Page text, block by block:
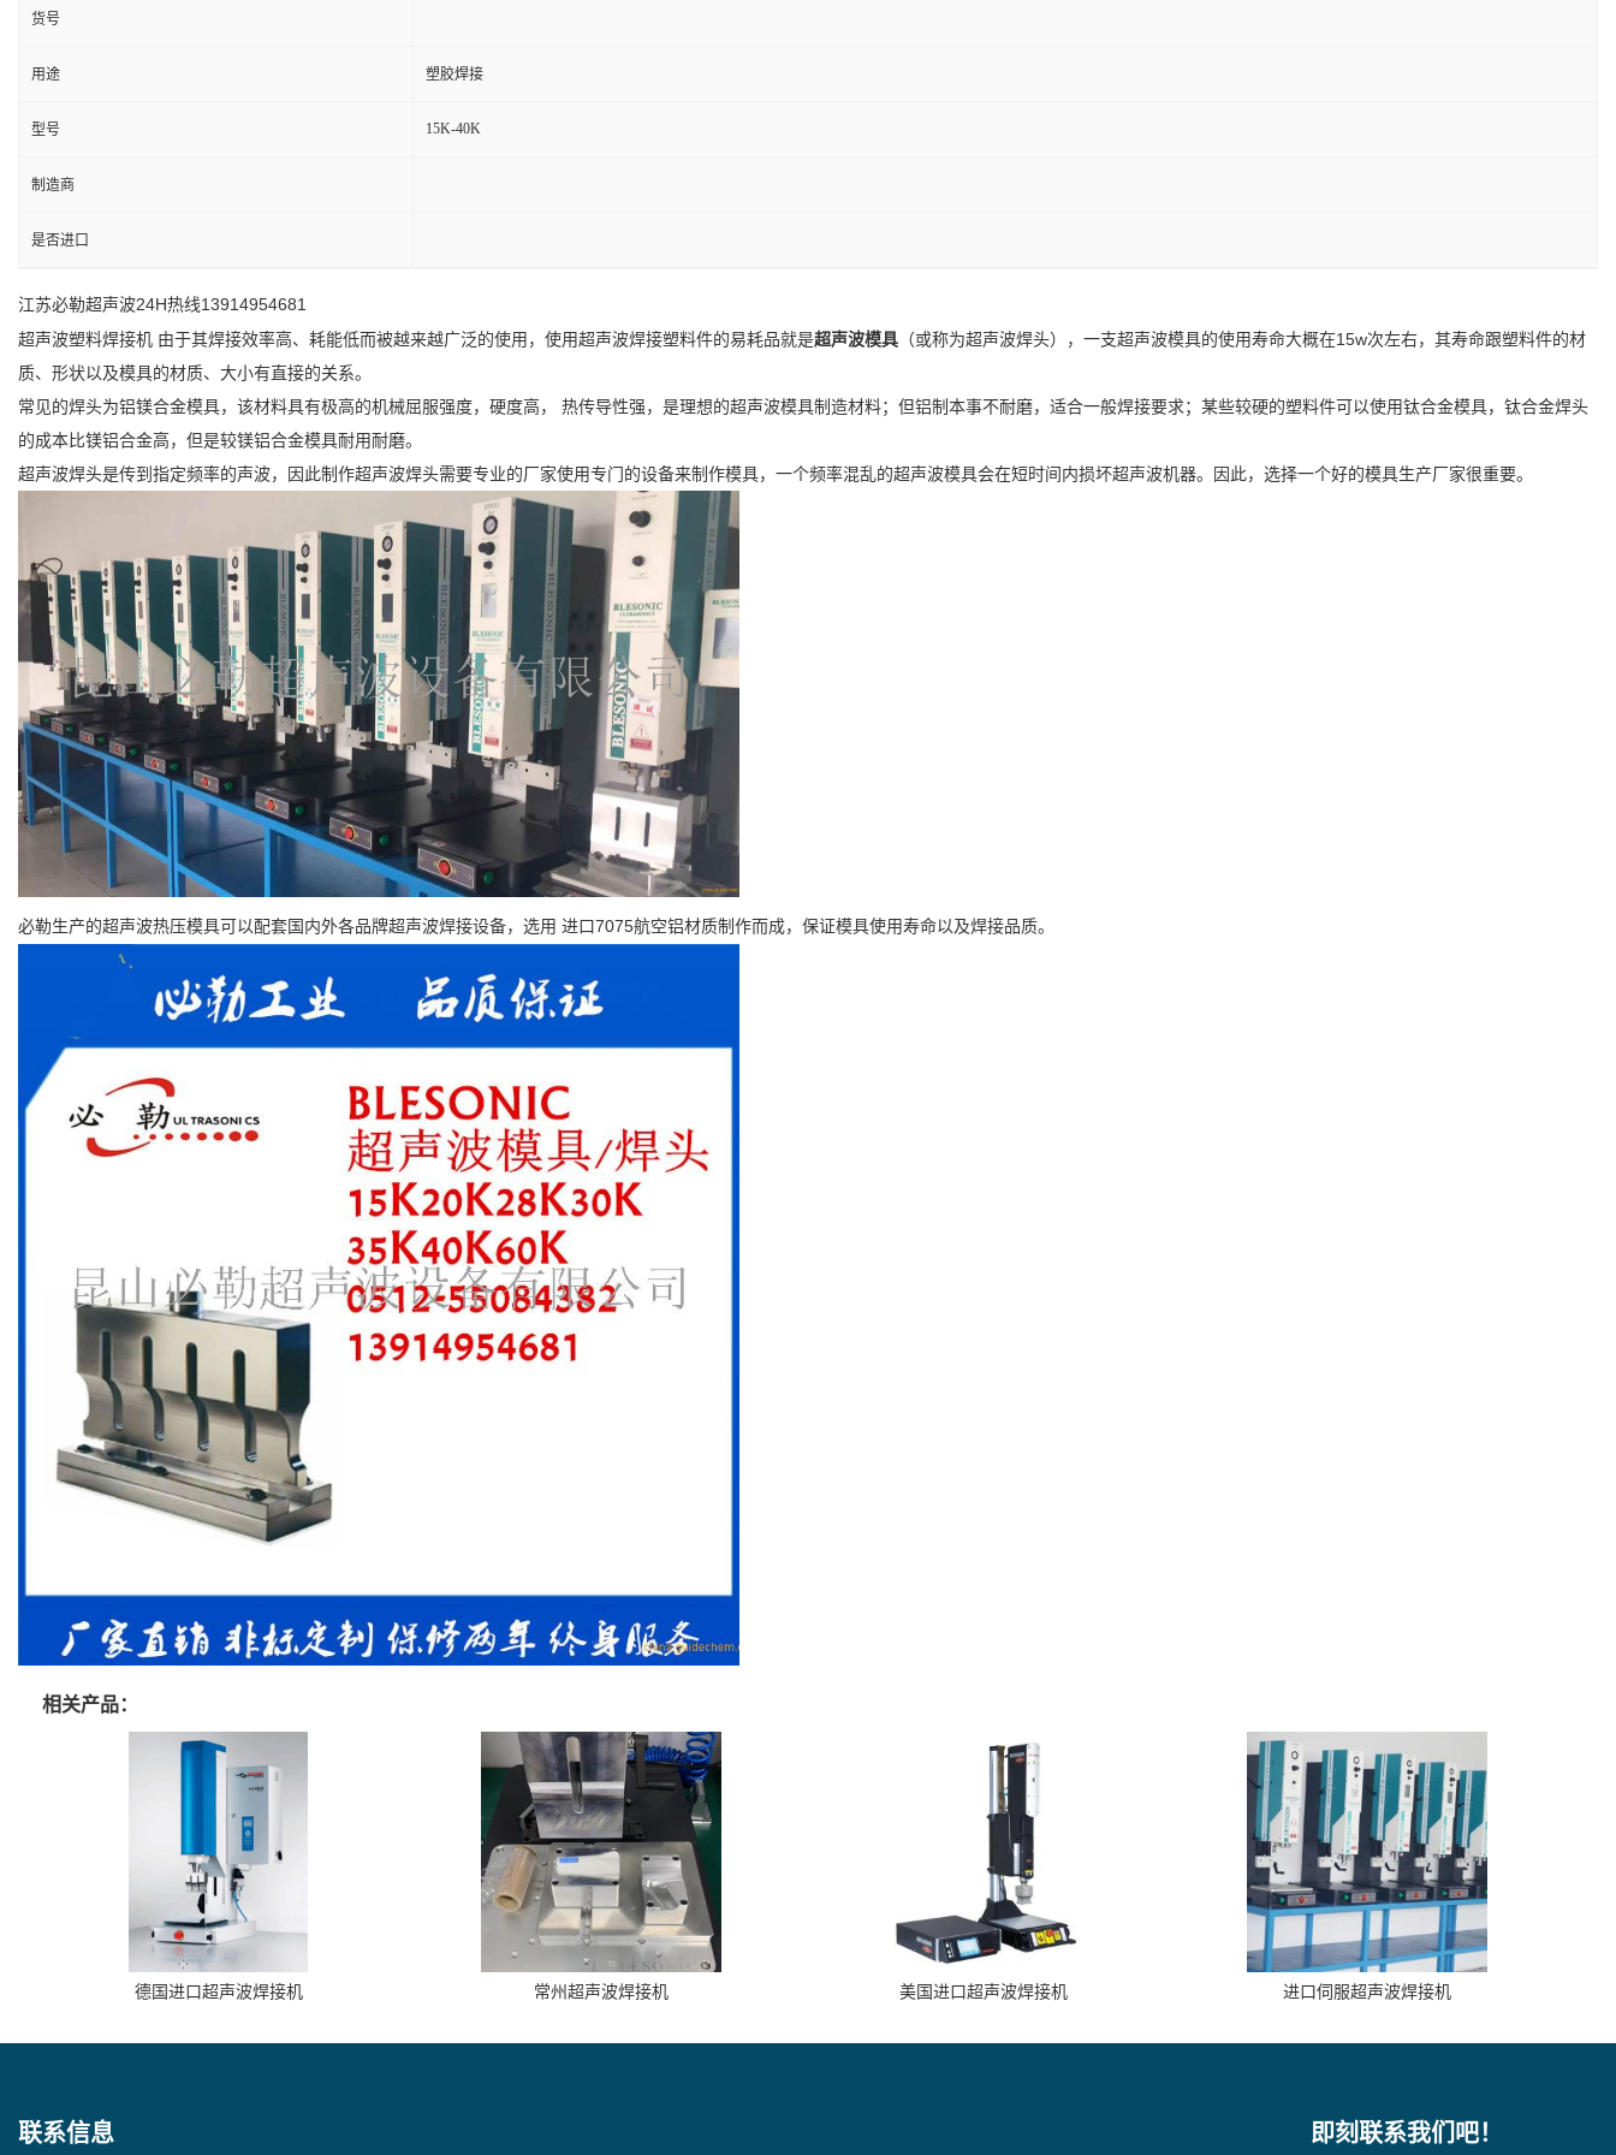
货号
用途 塑胶焊接
型号 15K-40K
制造商
是否进口
江苏必勒超声波24H热线13914954681
超声波塑料焊接机 由于其焊接效率高、耗能低而被越来越广泛的使用，使用超声波焊接塑料件的易耗品就是超声波模具 （或称为超声波焊头），一支超声波模具的使用寿命大概在15w次左右，其寿命跟塑料件的材
质、形状以及模具的材质、大小有直接的关系。
常见的焊头为铝镁合金模具，该材料具有极高的机械屈服强度，硬度高， 热传导性强，是理想的超声波模具制造材料；但铝制本事不耐磨，适合一般焊接要求；某些较硬的塑料件可以使用钛合金模具，钛合金焊头
的成本比镁铝合金高，但是较镁铝合金模具耐用耐磨。
超声波焊头是传到指定频率的声波，因此制作超声波焊头需要专业的厂家使用专门的设备来制作模具，一个频率混乱的超声波模具会在短时间内损坏超声波机器。因此，选择一个好的模具生产厂家很重要。
必勒生产的超声波热压模具可以配套国内外各品牌超声波焊接设备，选用 进口7075航空铝材质制作而成，保证模具使用寿命以及焊接品质。
相关产品：
德国进口超声波焊接机 常州超声波焊接机 美国进口超声波焊接机 进口伺服超声波焊接机
联系信息 即刻联系我们吧！